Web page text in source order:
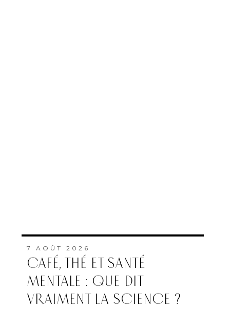
7 AOÛT 2026
CAFÉ, THÉ ET SANTÉ
MENTALE : QUE DIT
VRAIMENT LA SCIENCE ?